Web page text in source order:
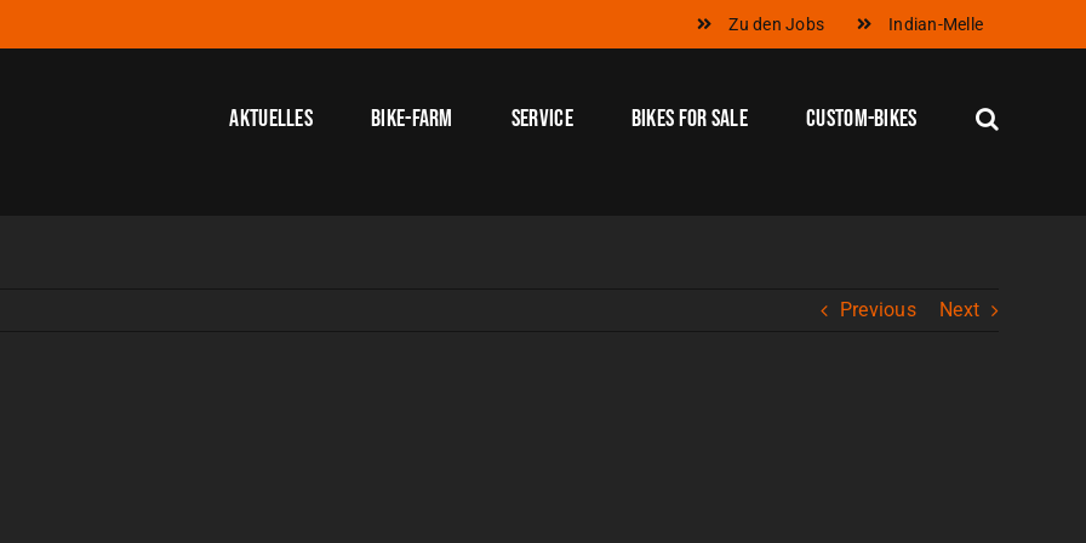
Zu den Jobs Indian-Melle
Aktuelles Bike-Farm Service Bikes for Sale Custom-Bikes
Previous Next